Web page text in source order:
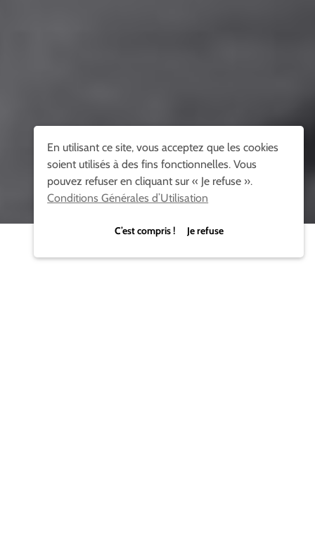
En utilisant ce site, vous acceptez que les cookies
soient utilisés à des fins fonctionnelles. Vous
pouvez refuser en cliquant sur « Je refuse ».
Conditions Générales d’Utilisation
C’est compris ! Je refuse